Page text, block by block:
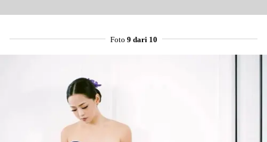
Foto 9 dari 10